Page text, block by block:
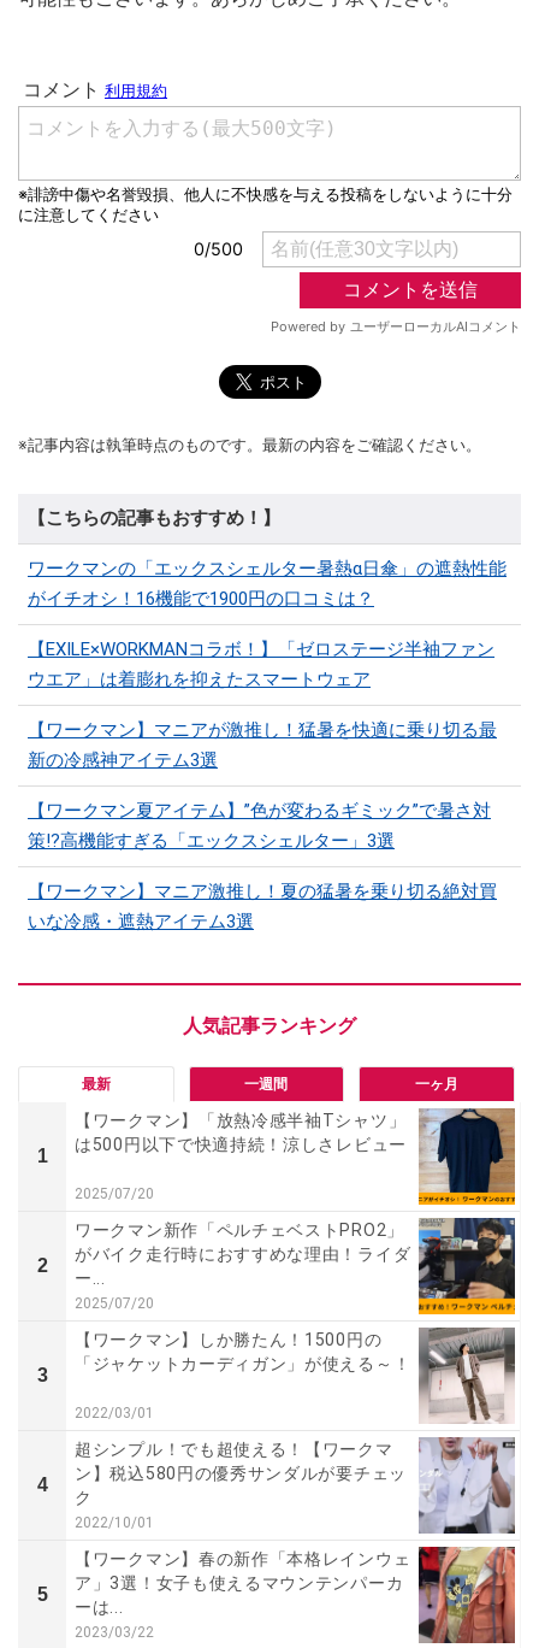
※記事内容は執筆時点のものです。最新の内容をご確認ください。
【こちらの記事もおすすめ！】
ワークマンの「エックスシェルター暑熱α日傘」の遮熱性能
がイチオシ！16機能で1900円の口コミは？
【EXILE×WORKMANコラボ！】「ゼロステージ半袖ファン
ウエア」は着膨れを抑えたスマートウェア
【ワークマン】マニアが激推し！猛暑を快適に乗り切る最
新の冷感神アイテム3選
【ワークマン夏アイテム】”色が変わるギミック”で暑さ対
策!?高機能すぎる「エックスシェルター」3選
【ワークマン】マニア激推し！夏の猛暑を乗り切る絶対買
いな冷感・遮熱アイテム3選
最新 一週間 一ヶ月
1
【ワークマン】「放熱冷感半袖Tシャツ」
は500円以下で快適持続！涼しさレビュー
2025/07/20
2
ワークマン新作「ペルチェベストPRO2」
がバイク走行時におすすめな理由！ライダ
ー...
2025/07/20
3
【ワークマン】しか勝たん！1500円の
「ジャケットカーディガン」が使える～！
2022/03/01
4
超シンプル！でも超使える！【ワークマ
ン】税込580円の優秀サンダルが要チェッ
ク
2022/10/01
5
【ワークマン】春の新作「本格レインウェ
ア」3選！女子も使えるマウンテンパーカ
ーは...
2023/03/22